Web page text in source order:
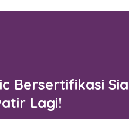
Bersertifikasi
Lagi!